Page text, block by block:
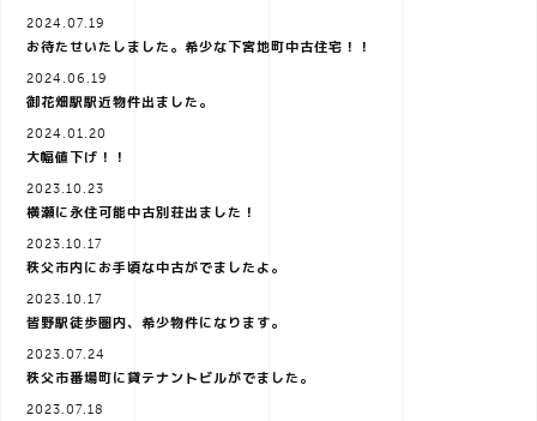
2024.07.19
お待たせいたしました。希少な下宮地町中古住宅！！
2024.06.19
御花畑駅駅近物件出ました。
2024.01.20
大幅値下げ！！
2023.10.23
横瀬に永住可能中古別荘出ました！
2023.10.17
秩父市内にお手頃な中古がでましたよ。
2023.10.17
皆野駅徒歩圏内、希少物件になります。
2023.07.24
秩父市番場町に貸テナントビルがでました。
2023.07.18